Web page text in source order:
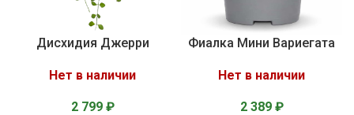
Дисхидия Джерри
Нет в наличии
2 799 ₽
Фиалка Мини Вариегата
Нет в наличии
2 389 ₽